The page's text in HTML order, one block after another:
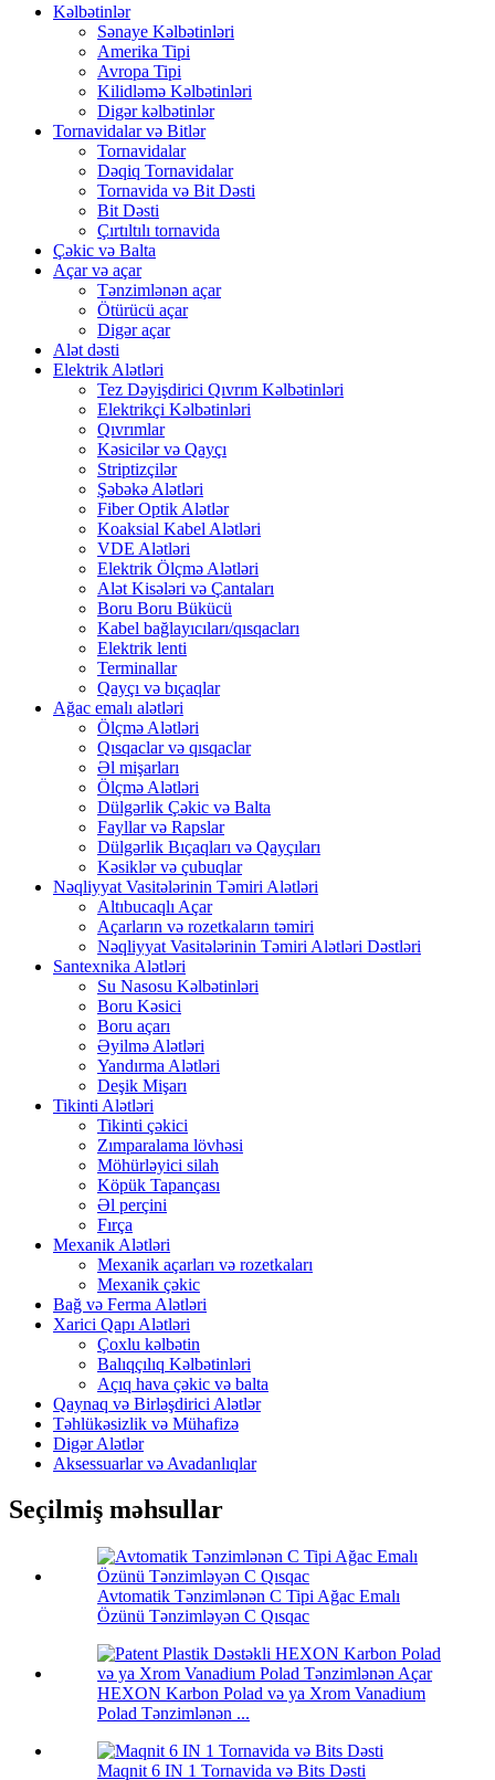
Kəlbətinlər
Sənaye Kəlbətinləri
Amerika Tipi
Avropa Tipi
Kilidləmə Kəlbətinləri
Digər kəlbətinlər
Tornavidalar və Bitlər
Tornavidalar
Dəqiq Tornavidalar
Tornavida və Bit Dəsti
Bit Dəsti
Çırtıltılı tornavida
Çəkic və Balta
Açar və açar
Tənzimlənən açar
Ötürücü açar
Digər açar
Alət dəsti
Elektrik Alətləri
Tez Dəyişdirici Qıvrım Kəlbətinləri
Elektrikçi Kəlbətinləri
Qıvrımlar
Kəsicilər və Qayçı
Striptizçilər
Şəbəkə Alətləri
Fiber Optik Alətlər
Koaksial Kabel Alətləri
VDE Alətləri
Elektrik Ölçmə Alətləri
Alət Kisələri və Çantaları
Boru Boru Bükücü
Kabel bağlayıcıları/qısqacları
Elektrik lenti
Terminallar
Qayçı və bıçaqlar
Ağac emalı alətləri
Ölçmə Alətləri
Qısqaclar və qısqaclar
Əl mişarları
Ölçmə Alətləri
Dülgərlik Çəkic və Balta
Fayllar və Rapslar
Dülgərlik Bıçaqları və Qayçıları
Kəsiklər və çubuqlar
Nəqliyyat Vasitələrinin Təmiri Alətləri
Altıbucaqlı Açar
Açarların və rozetkaların təmiri
Nəqliyyat Vasitələrinin Təmiri Alətləri Dəstləri
Santexnika Alətləri
Su Nasosu Kəlbətinləri
Boru Kəsici
Boru açarı
Əyilmə Alətləri
Yandırma Alətləri
Deşik Mişarı
Tikinti Alətləri
Tikinti çəkici
Zımparalama lövhəsi
Möhürləyici silah
Köpük Tapançası
Əl perçini
Fırça
Mexanik Alətləri
Mexanik açarları və rozetkaları
Mexanik çəkic
Bağ və Ferma Alətləri
Xarici Qapı Alətləri
Çoxlu kəlbətin
Balıqçılıq Kəlbətinləri
Açıq hava çəkic və balta
Qaynaq və Birləşdirici Alətlər
Təhlükəsizlik və Mühafizə
Digər Alətlər
Aksessuarlar və Avadanlıqlar
Seçilmiş məhsullar
Avtomatik Tənzimlənən C Tipi Ağac Emalı
Özünü Tənzimləyən C Qısqac
HEXON Karbon Polad və ya Xrom Vanadium
Polad Tənzimlənən ...
Maqnit 6 IN 1 Tornavida və Bits Dəsti